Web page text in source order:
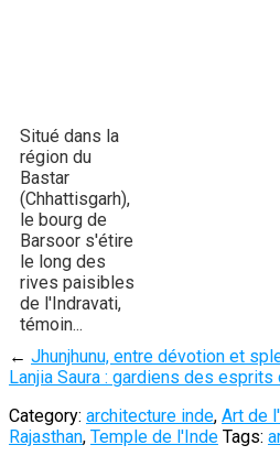
Situé dans la
région du
Bastar
(Chhattisgarh),
le bourg de
Barsoor s'étire
le long des
rives paisibles
de l'Indravati,
témoin...
← Jhunjhunu, entre dévotion et
Lanjia Saura : gardiens des esprits
Category: architecture inde, Art de
Rajasthan, Temple de l'Inde Tags: